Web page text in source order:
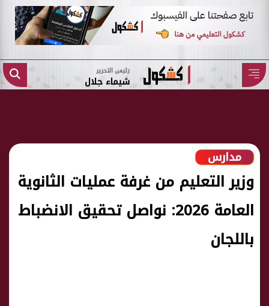
رئيس التحرير
شيماء جلال
مدارس
وزير التعليم من غرفة عمليات الثانوية
العامة 2026: نواصل تحقيق الانضباط
باللجان